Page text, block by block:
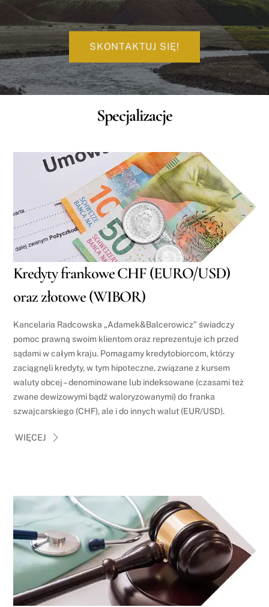
SKONTAKTUJ SIĘ!
Specjalizacje
Kredyty frankowe CHF (EURO/USD)
oraz złotowe (WIBOR)
Kancelaria Radcowska „Adamek&Balcerowicz” świadczy
pomoc prawną swoim klientom oraz reprezentuje ich przed
sądami w całym kraju. Pomagamy kredytobiorcom, którzy
zaciągnęli kredyty, w tym hipoteczne, związane z kursem
waluty obcej – denominowane lub indeksowane (czasami też
zwane dewizowymi bądź waloryzowanymi) do franka
szwajcarskiego (CHF), ale i do innych walut (EUR/USD).
WIĘCEJ
Link